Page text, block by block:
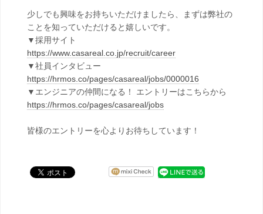
少しでも興味をお持ちいただけましたら、まずは弊社の
ことを知っていただけると嬉しいです。
▼採用サイト
https://www.casareal.co.jp/recruit/career
▼社員インタビュー
https://hrmos.co/pages/casareal/jobs/0000016
▼エンジニアの仲間になる！ エントリーはこちらから
https://hrmos.co/pages/casareal/jobs
皆様のエントリーを心よりお待ちしています！